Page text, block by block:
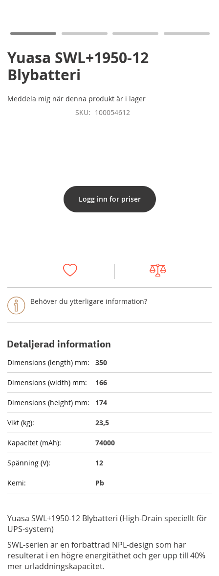
Yuasa SWL+1950-12
Blybatteri
Meddela mig när denna produkt är i lager
Behöver du ytterligare information?
SKU 100054612
Logg inn for priser
bildgalleriet
Detaljerad information
350
166
174
23,5
74000
12
Pb
Yuasa SWL+1950-12 Blybatteri (High-Drain speciellt för
UPS-system)
SWL-serien är en förbättrad NPL-design som har
resulterat i en högre energitäthet och ger upp till 40%
mer urladdningskapacitet.